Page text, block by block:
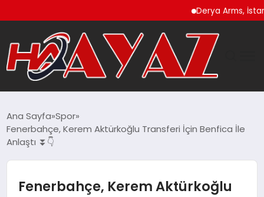
Derya Arms, İstanbul
DÜNYA
Ana Sayfa Spor
Fenerbahçe, Kerem Aktürkoğlu Transferi İçin Benfica İle
Anlaştı ⏬👇
Fenerbahçe, Kerem Aktürkoğlu